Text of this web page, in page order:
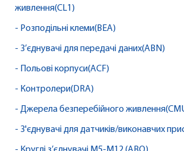
живлення(CL1)
- Розподільні клеми(BEA)
- З’єднувачі для передачі даних(ABN)
- Польові корпуси(ACF)
- Контролери(DRA)
- Джерела безперебійного
- З'єднувачі для датчиків/виконавчих